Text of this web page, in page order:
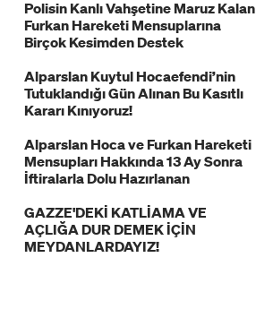
Polisin Kanlı Vahşetine Maruz Kalan
Furkan Hareketi Mensuplarına
Birçok Kesimden Destek
Alparslan Kuytul Hocaefendi’nin
Tutuklandığı Gün Alınan Bu Kasıtlı
Kararı Kınıyoruz!
Alparslan Hoca ve Furkan Hareketi
Mensupları Hakkında 13 Ay Sonra
İftiralarla Dolu Hazırlanan
GAZZE'DEKİ KATLİAMA VE
AÇLIĞA DUR DEMEK İÇİN
MEYDANLARDAYIZ!